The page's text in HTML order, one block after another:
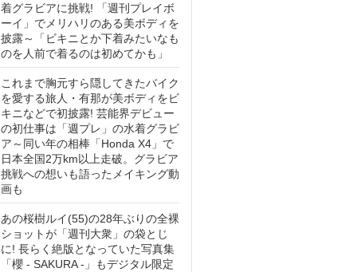
着グラビアに挑戦! 「週刊プレイボ
ーイ」でメリハリのある美ボディを
披露～「ビキニとか下着みたいなも
のを人前で着るのは初めてかも」
これまで胸元すら隠してきたバイク
を愛する旅人・有那が美ボディをビ
キニなどで初披露! 芸能界デビュー
の初仕事は「週プレ」の水着グラビ
ア～同い年の相棒「Honda X4」で
日本全国2万km以上走破。グラビア
挑戦への想いも語ったメイキング動
画も
あの桜樹ルイ(55)の28年ぶりの全裸
ショットが「週刊大衆」の袋とじ
に! 長らく絶版となっていた写真集
「櫻 - SAKURA -」もデジタル限定